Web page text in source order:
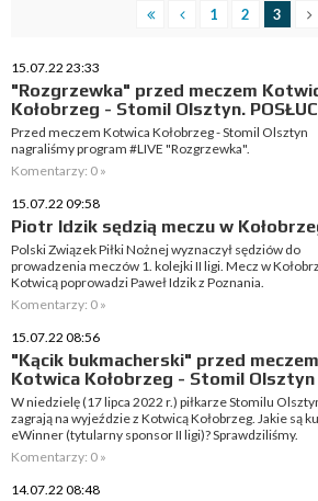
1 2 3
15.07.22 23:33
"Rozgrzewka" przed meczem
Kołobrzeg - Stomil Olsztyn.
Przed meczem Kotwica Kołobrzeg - Stomil Olsztyn
nagraliśmy program #LIVE "Rozgrzewka".
Komentarzy: 0 »
15.07.22 09:58
Piotr Idzik sędzią meczu w
Polski Związek Piłki Nożnej wyznaczył sędziów do
prowadzenia meczów 1. kolejki II ligi. Mecz w
Kotwicą poprowadzi Paweł Idzik z Poznania.
Komentarzy: 0 »
15.07.22 08:56
"Kącik bukmacherski" przed meczem
Kotwica Kołobrzeg - Stomil Olsztyn
W niedzielę (17 lipca 2022 r.) piłkarze Stomilu
zagrają na wyjeździe z Kotwicą Kołobrzeg. Jakie są
eWinner (tytularny sponsor II ligi)? Sprawdziliśmy.
Komentarzy: 0 »
14.07.22 08:48